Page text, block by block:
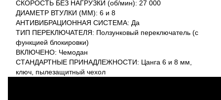
СКОРОСТЬ БЕЗ НАГРУЗКИ (об/мин): 27 000
ДИАМЕТР ВТУЛКИ (ММ): 6 и 8
АНТИВИБРАЦИОННАЯ СИСТЕМА: Да
ТИП ПЕРЕКЛЮЧАТЕЛЯ: Ползунковый переключатель (с
функцией блокировки)
ВКЛЮЧЕНО: Чемодан
СТАНДАРТНЫЕ ПРИНАДЛЕЖНОСТИ: Цанга 6 и 8 мм,
ключ, пылезащитный чехол